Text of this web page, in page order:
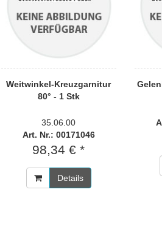
Weitwinkel-Kreuzgarnitur
80° - 1 Stk
35.06.00
Art. Nr.: 00171046
98,34 € *
Details